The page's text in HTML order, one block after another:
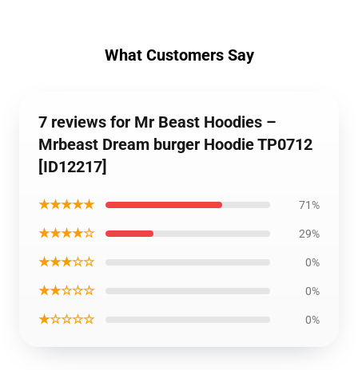
What Customers Say
7 reviews for Mr Beast Hoodies –
Mrbeast Dream burger Hoodie TP0712
[ID12217]
★★★★★ 71%
★★★★☆ 29%
★★★☆☆ 0%
★★☆☆☆ 0%
★☆☆☆☆ 0%